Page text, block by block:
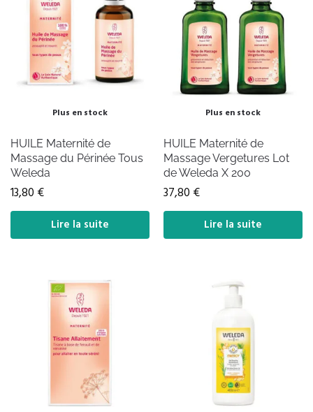
Plus en stock
HUILE Maternité de
Massage du Périnée Tous
Weleda
13,80 €
Lire la suite
Plus en stock
HUILE Maternité de
Massage Vergetures Lot
de Weleda X 200
37,80 €
Lire la suite